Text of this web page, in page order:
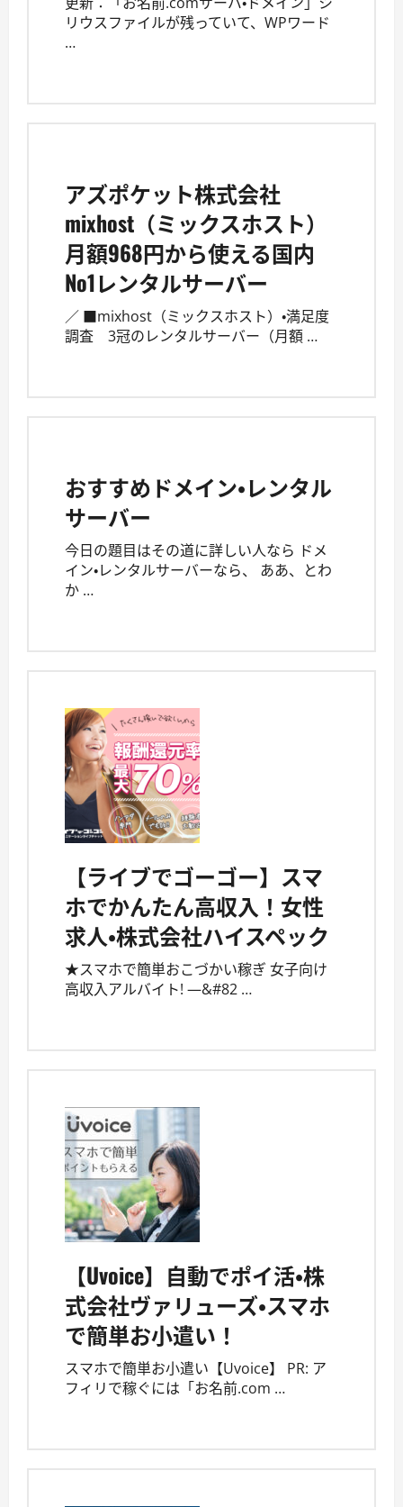
リウスファイルが残っていて、WPワード
…
アズポケット株式会社
mixhost（ミックスホスト）
月額968円から使える国内
No1レンタルサーバー
／ ■mixhost（ミックスホスト）・満足度
調査 3冠のレンタルサーバー（月額 …
おすすめドメイン・レンタル
サーバー
今日の題目はその道に詳しい人なら ドメ
イン・レンタルサーバーなら、 ああ、とわ
か …
【ライブでゴーゴー】スマ
ホでかんたん高収入！女性
求人・株式会社ハイスペック
★スマホで簡単おこづかい稼ぎ 女子向け
高収入アルバイト! —&#82 …
【Uvoice】自動でポイ活・株
式会社ヴァリューズ・スマホ
で簡単お小遣い！
スマホで簡単お小遣い【Uvoice】 PR: ア
フィリで稼ぐには「お名前.com …